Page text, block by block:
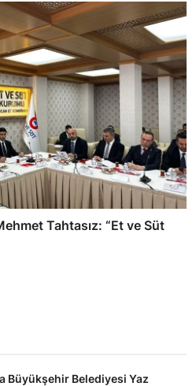
Tahtasız: “Et ve Süt
Büyükşehir Belediyesi Yaz